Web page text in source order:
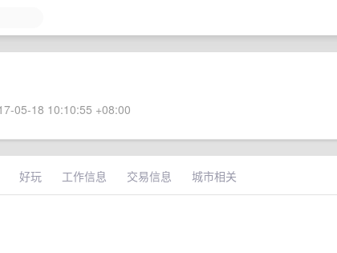
05-18 10:10:55 +08:00
好玩 工作信息 交易信息 城市相关